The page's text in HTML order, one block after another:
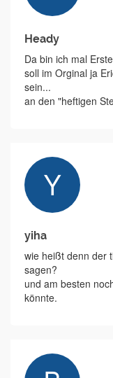
Heady
Da bin ich mal
soll im Orginal ja
sein...
an den "heftigen
yiha
wie heißt denn der
sagen?
und am besten
könnte.